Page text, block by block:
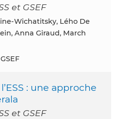
et GSEF
Anna Giraud, March
: une approche
et GSEF